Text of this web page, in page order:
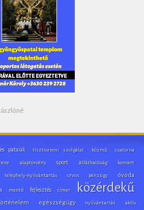
pataiak tisztiorvosi szolgálat közmű csatorna
alaptörvény sport átláthatóság koncert
telephely-nyilvántartás orvos pénzügy óvoda
mentő fejlesztés címer közérdekű
egészségügy nyilvántartás aktív